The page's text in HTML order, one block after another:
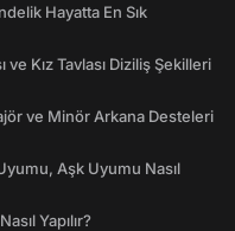
Hayatta En Sık
ve Kız Tavlası Diziliş Şekilleri
ve Minör Arkana Desteleri
Aşk Uyumu Nasıl
Yapılır?